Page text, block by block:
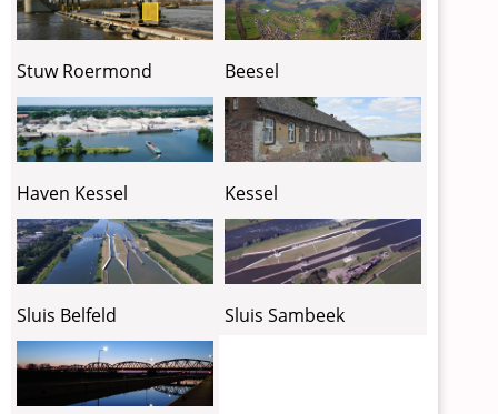
Stuw Roermond Beesel
Haven Kessel Kessel
Sluis Belfeld Sluis Sambeek